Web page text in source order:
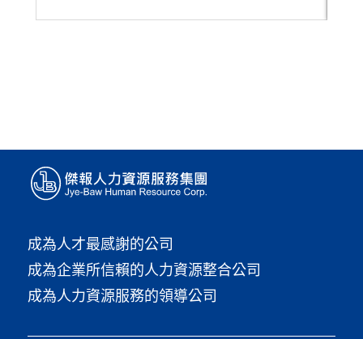
成為人才最感謝的公司
成為企業所信賴的人力資源整合公司
成為人力資源服務的領導公司